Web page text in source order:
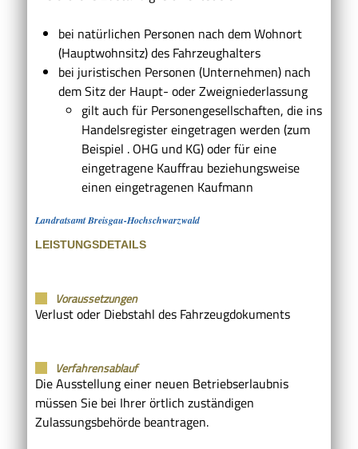
bei natürlichen Personen nach dem Wohnort
(Hauptwohnsitz) des Fahrzeughalters
bei juristischen Personen (Unternehmen) nach
dem Sitz der Haupt- oder Zweigniederlassung
gilt auch für Personengesellschaften, die ins
Handelsregister eingetragen werden (zum
Beispiel . OHG und KG) oder für eine
eingetragene Kauffrau beziehungsweise
einen eingetragenen Kaufmann
Landratsamt Breisgau-Hochschwarzwald
LEISTUNGSDETAILS
Voraussetzungen
Verlust oder Diebstahl des Fahrzeugdokuments
Verfahrensablauf
Die Ausstellung einer neuen Betriebserlaubnis
müssen Sie bei Ihrer örtlich zuständigen
Zulassungsbehörde beantragen.